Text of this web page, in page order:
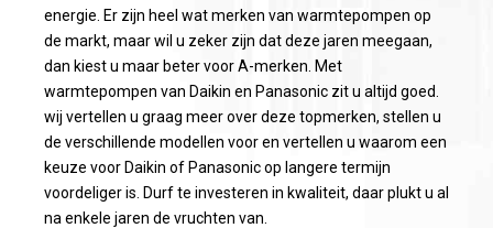
energie. Er zijn heel wat merken van warmtepompen op
de markt, maar wil u zeker zijn dat deze jaren meegaan,
dan kiest u maar beter voor A-merken. Met
warmtepompen van Daikin en Panasonic zit u altijd goed.
wij vertellen u graag meer over deze topmerken, stellen u
de verschillende modellen voor en vertellen u waarom een
keuze voor Daikin of Panasonic op langere termijn
voordeliger is. Durf te investeren in kwaliteit, daar plukt u al
na enkele jaren de vruchten van.